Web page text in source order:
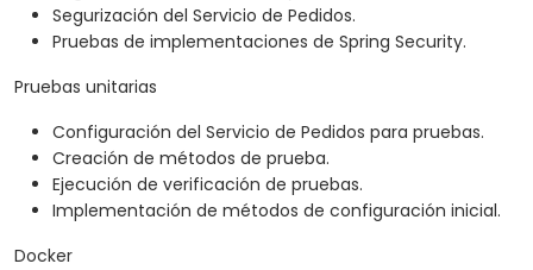
Segurización del Servicio de Pedidos.
Pruebas de implementaciones de Spring Security.
Pruebas unitarias
Configuración del Servicio de Pedidos para pruebas.
Creación de métodos de prueba.
Ejecución de verificación de pruebas.
Implementación de métodos de configuración inicial.
Docker